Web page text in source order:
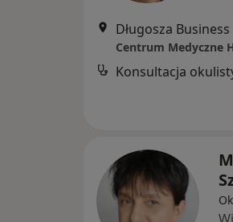
Centrum Medyczne
Konsultacja